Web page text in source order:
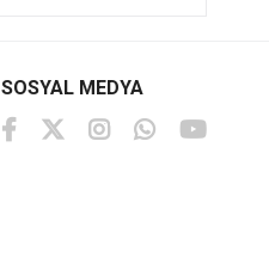
SOSYAL MEDYA